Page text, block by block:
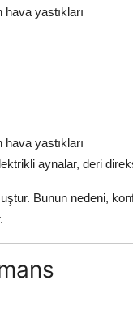
yastıkları
yastıkları
aynalar, deri
Bunun nedeni,